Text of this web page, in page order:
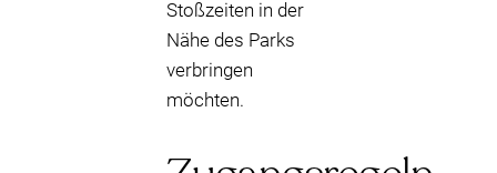
Stoßzeiten in der
Nähe des Parks
verbringen
möchten.